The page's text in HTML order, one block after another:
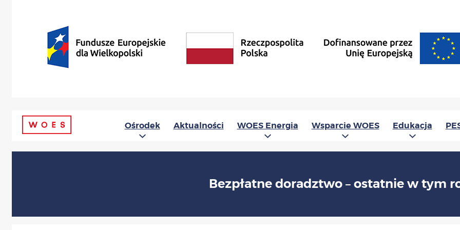
Ośrodek Aktualności WOES Energia Wsparcie WOES Edukacja
Bezpłatne doradztwo – ostatnie w tym